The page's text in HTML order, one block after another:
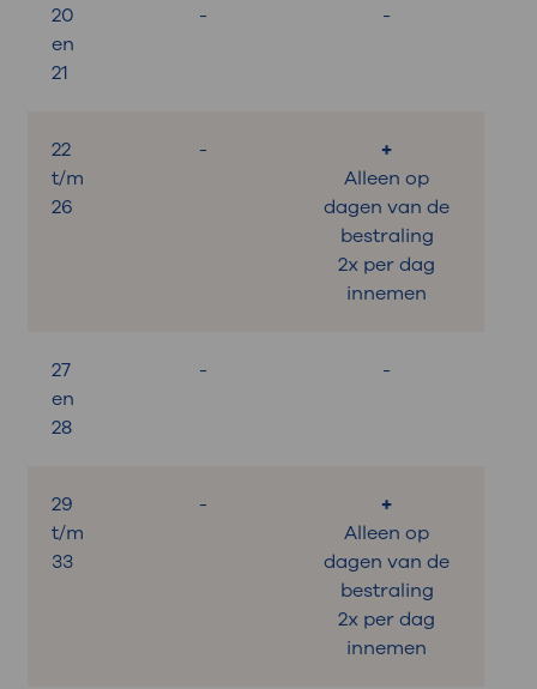
20
en
21
- -
22
t/m
26
-
+
Alleen op
dagen van de
bestraling
2x per dag
innemen
27
en
28
- -
29
t/m
33
-
+
Alleen op
dagen van de
bestraling
2x per dag
innemen